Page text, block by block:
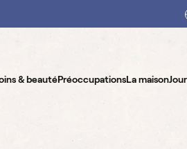
& beautéPréoccupationsLa maison